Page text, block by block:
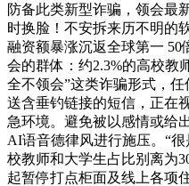
防备此类新型诈骗，领会最
时换脸！不安拆来历不明的
融资额暴涨沉返全球第一
会的群体：约2.3%的高校教
全不领会”这类诈骗形式，
送含垂钓链接的短信，正在
急环境。避免被以感情或给
AI语音德律风进行施压。“
校教师和大学生占比别离为
起暂停打点柜面及线上各项